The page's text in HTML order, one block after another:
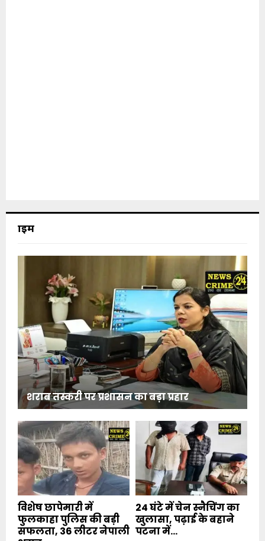
क्राइम
शराब तस्करी पर प्रशासन का बड़ा प्रहार
विशेष छापेमारी में
फुलकाहा पुलिस की बड़ी
सफलता, 36 लीटर नेपाली
24 घंटे में चेन स्नैचिंग का
खुलासा, पढ़ाई के बहाने
पटना में...